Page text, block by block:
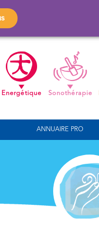
Energétique Sonothérapie
ANNUAIRE PRO